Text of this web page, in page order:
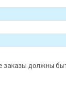
заказы должны